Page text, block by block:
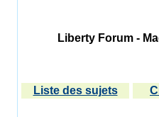
Liberty Forum -
Liste des sujets